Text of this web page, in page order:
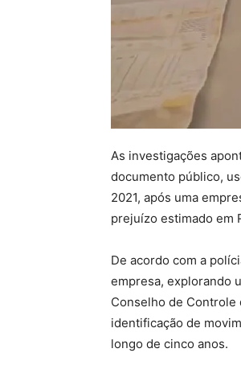
As investigações
documento público,
2021, após uma
prejuízo estimado em
De acordo com a
empresa, explorando
Conselho de Controle
identificação de
longo de cinco anos.